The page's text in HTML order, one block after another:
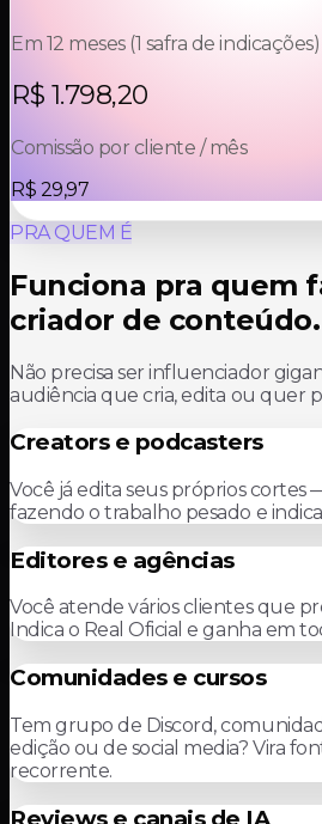
Em 12 meses (1 safra de indicações)
R$ 1.798,20
Comissão por cliente / mês
R$ 29,97
PRA QUEM É
Funciona pra quem
criador de conteúdo.
Não precisa ser influenciador
audiência que cria, edita ou quer
Creators e podcasters
Você já edita seus próprios cortes
fazendo o trabalho pesado e
Editores e agências
Você atende vários clientes que
Indica o Real Oficial e ganha em
Comunidades e cursos
Tem grupo de Discord,
edição ou de social media? Vira
recorrente.
Reviews e canais de IA